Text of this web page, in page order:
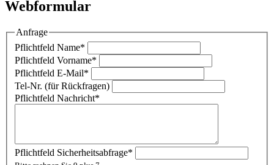
Webformular
Anfrage
Pflichtfeld Name*
Pflichtfeld Vorname*
Pflichtfeld E-Mail*
Tel-Nr. (für Rückfragen)
Pflichtfeld Nachricht*
Pflichtfeld Sicherheitsabfrage*